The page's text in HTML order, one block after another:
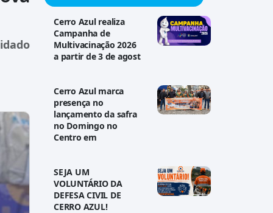
Cerro Azul realiza
Campanha de
Multivacinação 2026
a partir de 3 de agost
Cerro Azul marca
presença no
lançamento da safra
no Domingo no
Centro em
SEJA UM
VOLUNTÁRIO DA
DEFESA CIVIL DE
CERRO AZUL!